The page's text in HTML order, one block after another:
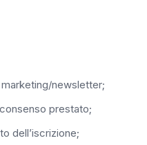
newsletter;
prestato;
dell’iscrizione;